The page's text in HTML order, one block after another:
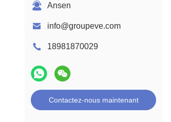
Ansen
info@groupeve.com
18981870029
Contactez-nous maintenant